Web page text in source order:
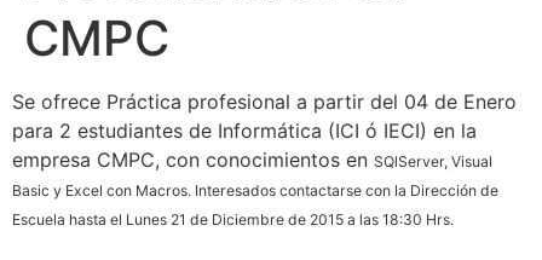
CMPC
Se ofrece Práctica profesional a partir del 04 de Enero
para 2 estudiantes de Informática (ICI ó IECI) en la
empresa CMPC, con conocimientos en SQlServer, Visual
Basic y Excel con Macros. Interesados contactarse con la Dirección de
Escuela hasta el Lunes 21 de Diciembre de 2015 a las 18:30 Hrs.